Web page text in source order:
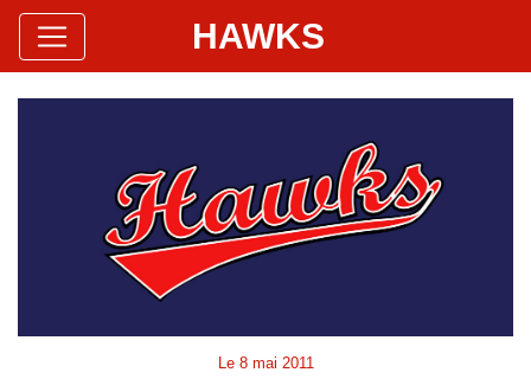
Hawks Baseball Softball
Site Officiel HAWKS
Le 8 mai 2011